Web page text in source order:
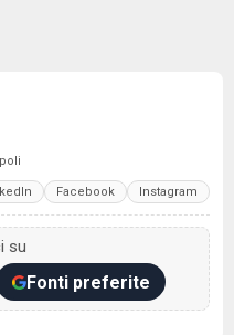
Facebook Instagram
su
Fonti preferite